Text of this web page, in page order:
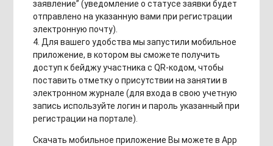
заявление” (уведомление о статусе заявки будет
отправлено на указанную вами при регистрации
электронную почту).
4. Для вашего удобства мы запустили мобильное
приложение, в котором вы сможете получить
доступ к бейджу участника с QR-кодом, чтобы
поставить отметку о присутствии на занятии в
электронном журнале (для входа в свою учетную
запись используйте логин и пароль указанный при
регистрации на портале).
Скачать мобильное приложение Вы можете в App